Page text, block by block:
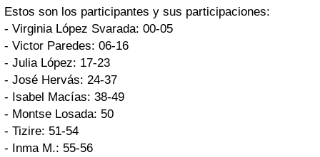
Estos son los participantes y sus participaciones:
- Virginia López Svarada: 00-05
- Victor Paredes: 06-16
- Julia López: 17-23
- José Hervás: 24-37
- Isabel Macías: 38-49
- Montse Losada: 50
- Tizire: 51-54
- Inma M.: 55-56